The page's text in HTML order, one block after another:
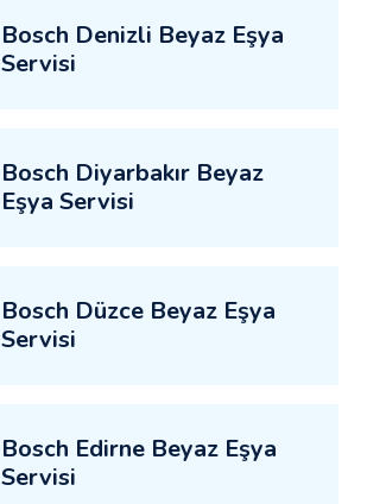
Bosch Denizli Beyaz Eşya
Servisi
Bosch Diyarbakır Beyaz
Eşya Servisi
Bosch Düzce Beyaz Eşya
Servisi
Bosch Edirne Beyaz Eşya
Servisi